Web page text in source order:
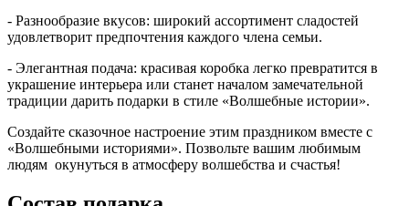
- Разнообразие вкусов: широкий ассортимент сладостей
удовлетворит предпочтения каждого члена семьи.
- Элегантная подача: красивая коробка легко превратится в
украшение интерьера или станет началом замечательной
традиции дарить подарки в стиле «Волшебные истории».
Создайте сказочное настроение этим праздником вместе с
«Волшебными историями». Позвольте вашим любимым
людям окунуться в атмосферу волшебства и счастья!